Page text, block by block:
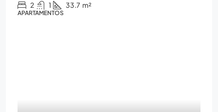
2 1 33.7 m²
APARTAMENTOS